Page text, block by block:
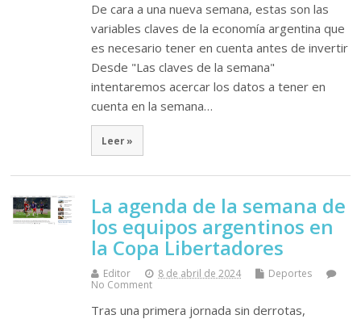
De cara a una nueva semana, estas son las
variables claves de la economía argentina que
es necesario tener en cuenta antes de invertir
Desde "Las claves de la semana"
intentaremos acercar los datos a tener en
cuenta en la semana…
Leer »
La agenda de la semana de
los equipos argentinos en
la Copa Libertadores
Editor 8 de abril de 2024
Deportes
No Comment
Tras una primera jornada sin derrotas,